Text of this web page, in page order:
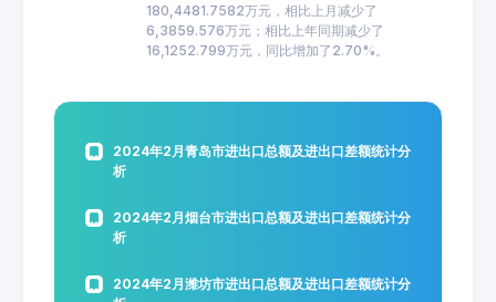
180,4481.7582万元，相比上月减少了
6,3859.576万元；相比上年同期减少了
16,1252.799万元，同比增加了2.70%。
2024年2月青岛市进出口总额及进出口差额统计分
析
2024年2月烟台市进出口总额及进出口差额统计分
析
2024年2月潍坊市进出口总额及进出口差额统计分